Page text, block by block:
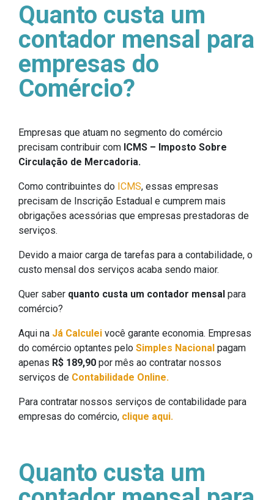
Quanto custa um
contador mensal para
empresas do
Comércio?
Empresas que atuam no segmento do comércio
precisam contribuir com ICMS – Imposto Sobre
Circulação de Mercadoria.
Como contribuintes do ICMS, essas empresas
precisam de Inscrição Estadual e cumprem mais
obrigações acessórias que empresas prestadoras de
serviços.
Devido a maior carga de tarefas para a contabilidade, o
custo mensal dos serviços acaba sendo maior.
Quer saber quanto custa um contador mensal para
comércio?
Aqui na Já Calculei você garante economia. Empresas
do comércio optantes pelo Simples Nacional pagam
apenas R$ 189,90 por mês ao contratar nossos
serviços de Contabilidade Online.
Para contratar nossos serviços de contabilidade para
empresas do comércio, clique aqui.
Quanto custa um